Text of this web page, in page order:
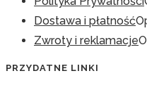
Dostawa i płatność
Zwroty i reklamacje
PRZYDATNE LINKI